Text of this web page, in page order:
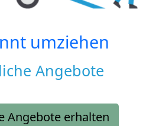
umziehen
Angebote
Angebote erhalten